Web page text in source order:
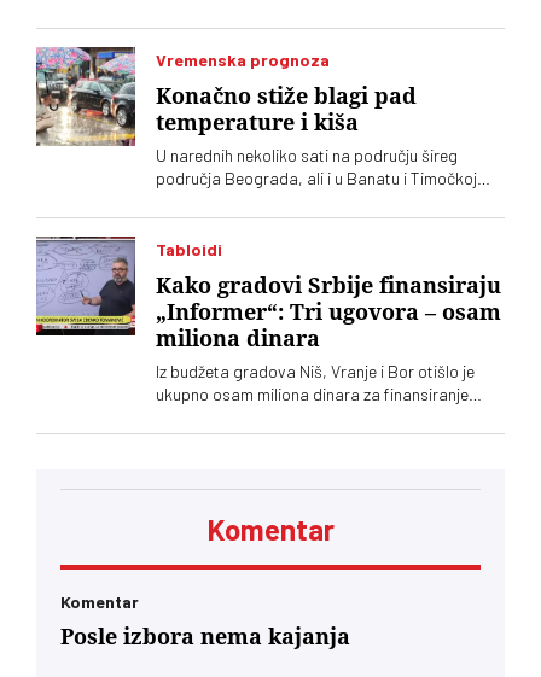
ne postoji nigde drugde u Evropi. Sada gori
preko 700 hektara. Stefan Cvetković,
kako to doživljava
Vremenska prognoza
Konačno stiže blagi pad
temperature i kiša
U narednih nekoliko sati na području šireg
područja Beograda, ali i u Banatu i Timočkoj
juga Bačke i u brdsko-planinskim predelima
mogu se očekivati padavine, objavio je RHMZ
Tabloidi
Kako gradovi Srbije finansiraju
„Informer“: Tri ugovora – osam
miliona dinara
Iz budžeta gradova Niš, Vranje i Bor otišlo je
ukupno osam miliona dinara za finansiranje
narodna poslanica Stranke slobode i pravde
Komentar
Komentar
Posle izbora nema kajanja